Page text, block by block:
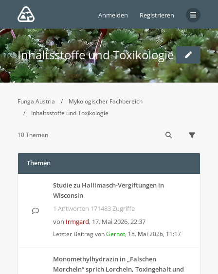
Anmelden Registrieren
Inhaltsstoffe und Toxikologie
Funga Austria
Mykologischer Fachbereich
Inhaltsstoffe und Toxikologie
10 Themen
Themen
Studie zu Hallimasch-Vergiftungen in
Wisconsin
1 Antworten 171483 Zugriffe
von Irmgard, 17. Mai 2026, 22:37
Letzter Beitrag vonGernot, 18. Mai 2026, 11:17
Monomethylhydrazin in „Falschen
Morcheln“ sprich Lorcheln, Toxingehalt und